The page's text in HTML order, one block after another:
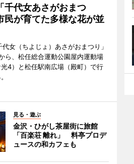
千代女あさがおまつ
が育てた多様な花が並
女（ちよじょ）あさがおまつり」
ら、松任総合運動公園屋内運動場
光4）と松任駅南広場（殿町）で行
見る・遊ぶ
金沢・ひがし茶屋街に旅館
「百楽荘 離れ」 料亭プロデ
ュースの和カフェも